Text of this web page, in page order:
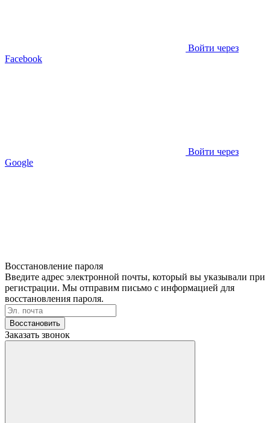
Войти через
Facebook
Войти через
Google
Восстановление пароля
Введите адрес электронной почты, который вы указывали при
регистрации. Мы отправим письмо с информацией для
восстановления пароля.
Восстановить
Заказать звонок